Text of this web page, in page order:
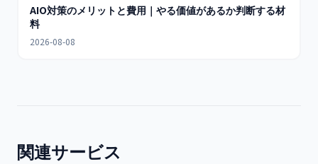
AIO対策のメリットと費用｜やる価値があるか判断する材
料
2026-08-08
関連サービス